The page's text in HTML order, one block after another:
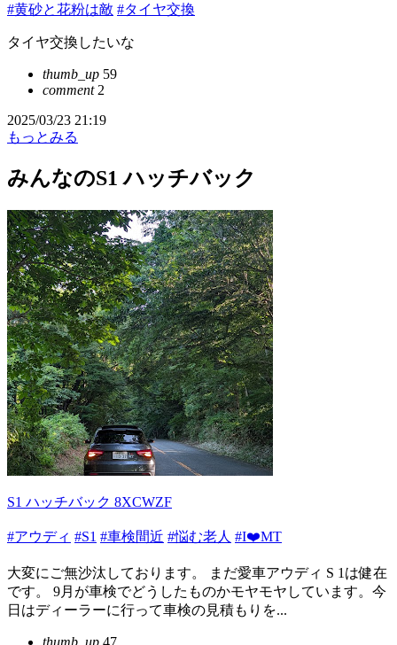
#黄砂と花粉は敵 #タイヤ交換
タイヤ交換したいな
thumb_up 59
comment2
2025/03/23 21:19
もっとみる
みんなのS1 ハッチバック
S1 ハッチバック 8XCWZF
#アウディ #S1 #車検間近 #悩む老人 #I❤️MT
大変にご無沙汰しております。 まだ愛車アウディ S 1は健在
です。 9月が車検でどうしたものかモヤモヤしています。今
日はディーラーに行って車検の見積もりを...